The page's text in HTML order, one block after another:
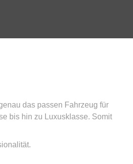
das passen Fahrzeug für
bis hin zu Luxusklasse. Somit